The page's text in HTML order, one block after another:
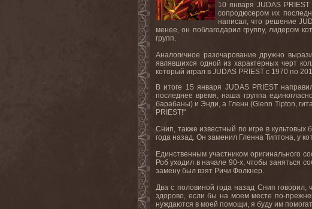
10 января JUDAS PRIEST
сопродюсером их
написал, что решение
менее, он поблагодарил группу, лидером
групп.
Аналогичное разочарование дружно
являвшихся одной из характерных черт
который играл в JUDAS PRIEST с 1970 по
В итоге 15 января JUDAS PRIEST
последнее время, наша группа
барабаны) и Энди, а Гленн (Glenn Tipton,
PRIEST!"
Снип, также известный по игре в культовых
года назад. Он заменил Гленна Типтона, у
Единственным участником оригинального
Роб уходил в начале 90-х, чтобы заняться
замену был взят Ричи Фолкнер.
Два с половиной года назад Снип говорил,
здорово, если бы на моем месте по-
нуждаются в моей помощи, я буду им